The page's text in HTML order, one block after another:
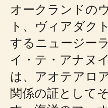
オークランドの
ト、ヴィアダク
するニュージー
イ・テ・アナヌ
は、アオテアロ
関係の証として